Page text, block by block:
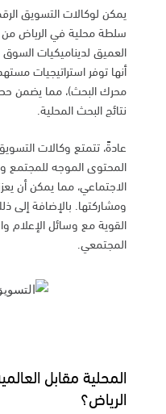
يمكن لوكالات التسويق
سلطة محلية في الرياض
العميق لديناميكيات
محرك البحث)، مما يضمن
نتائج البحث المحلية.
عادةً، تتمتع وكالات
المحتوى الموجه للمجتمع
الاجتماعي، مما يمكن أن
ومشاركتها. بالإضافة إلى
القوية مع وسائل الإعلام
المجتمعي.
المحلية مقابل
الرياض؟